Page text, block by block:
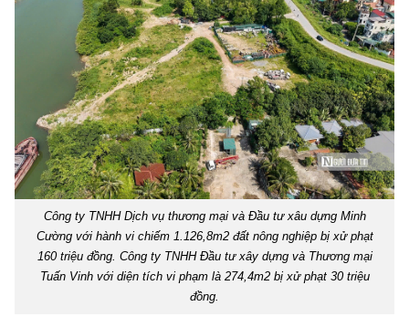
Công ty TNHH Dịch vụ thương mại và Đầu tư xâu dựng Minh
Cường với hành vi chiếm 1.126,8m2 đất nông nghiệp bị xử phạt
160 triệu đồng. Công ty TNHH Đầu tư xây dựng và Thương mại
Tuấn Vinh với diện tích vi phạm là 274,4m2 bị xử phạt 30 triệu
đồng.